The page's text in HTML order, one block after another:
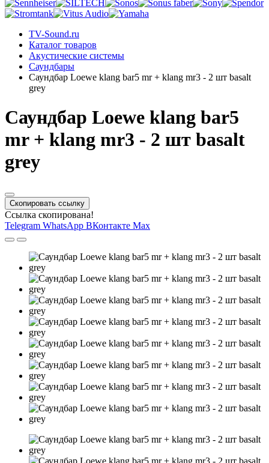
TV-Sound.ru
Каталог товаров
Акустические системы
Саундбары
Саундбар Loewe klang bar5 mr + klang mr3 - 2 шт basalt
grey
Саундбар Loewe klang bar5
mr + klang mr3 - 2 шт basalt
grey
Скопировать ссылку
Ссылка скопирована!
Telegram WhatsApp ВКонтакте Max